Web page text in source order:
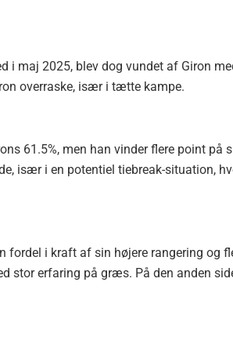
i maj 2025, blev dog vundet af Giron
overraske, især i tætte kampe.
61.5%, men han vinder flere point på
især i en potentiel tiebreak-situation,
fordel i kraft af sin højere rangering og
stor erfaring på græs. På den anden